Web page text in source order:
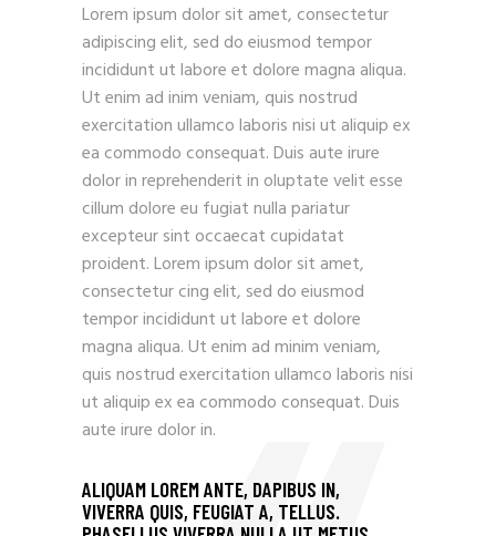
Lorem ipsum dolor sit amet, consectetur
adipiscing elit, sed do eiusmod tempor
incididunt ut labore et dolore magna aliqua.
Ut enim ad inim veniam, quis nostrud
exercitation ullamco laboris nisi ut aliquip ex
ea commodo consequat. Duis aute irure
dolor in reprehenderit in oluptate velit esse
cillum dolore eu fugiat nulla pariatur
excepteur sint occaecat cupidatat
proident. Lorem ipsum dolor sit amet,
consectetur cing elit, sed do eiusmod
tempor incididunt ut labore et dolore
magna aliqua. Ut enim ad minim veniam,
quis nostrud exercitation ullamco laboris nisi
ut aliquip ex ea commodo consequat. Duis
aute irure dolor in.
ALIQUAM LOREM ANTE, DAPIBUS IN,
VIVERRA QUIS, FEUGIAT A, TELLUS.